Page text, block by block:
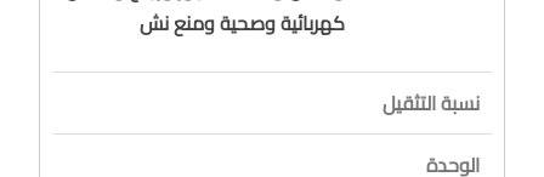
كهربائية وصحية ومنع نش
نسبة التثقيل
الوحدة